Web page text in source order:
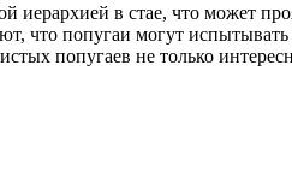
в стае, что может
что попугаи могут
попугаев не только